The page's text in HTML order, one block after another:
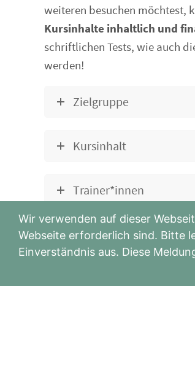
weiteren besuchen möchtest,
Kursinhalte inhaltlich und
schriftlichen Tests, wie auch
werden!
Zielgruppe
Kursinhalt
Trainer*innen
Kosten
Wir verwenden auf dieser
Webseite erforderlich sind. Bitte
Einverständnis aus. Diese